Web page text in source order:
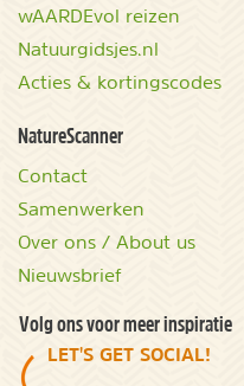
wAARDEvol reizen
Natuurgidsjes.nl
Acties & kortingscodes
NatureScanner
Contact
Samenwerken
Over ons / About us
Nieuwsbrief
Volg ons voor meer inspiratie
LET'S GET SOCIAL!